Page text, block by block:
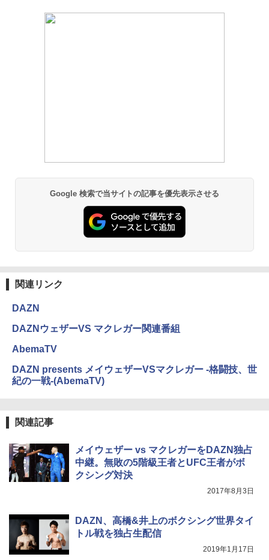
Google 検索で当サイトの記事を優先表示させる
関連リンク
DAZN
DAZNウェザーVS マクレガー関連番組
AbemaTV
DAZN presents メイウェザーVSマクレガー -格闘技、世
紀の一戦-(AbemaTV)
関連記事
メイウェザー vs マクレガーをDAZN独占
中継。無敗の5階級王者とUFC王者がボ
クシング対決
2017年8月3日
DAZN、高橋&井上のボクシング世界タイ
トル戦を独占生配信
2019年1月17日